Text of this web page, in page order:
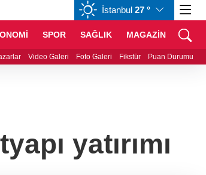
CHF 58,9413%0,04
İstanbul 27 °
SPOR SAĞLIK MAGAZİN
işaretli Kamber Biberi hasadı
Video Galeri Foto Galeri Fikstür Puan Durumu
yatırımı